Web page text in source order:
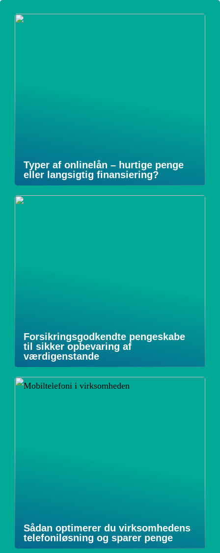
Typer af onlinelån – hurtige penge
eller langsigtig finansiering?
Forsikringsgodkendte pengeskabe
til sikker opbevaring af
værdigenstande
Sådan optimerer du virksomhedens
telefoniløsning og sparer penge